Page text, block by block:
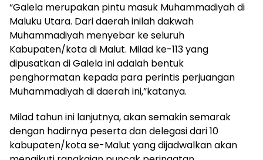
“Galela merupakan pintu masuk Muhammadiyah di
Maluku Utara. Dari daerah inilah dakwah
Muhammadiyah menyebar ke seluruh
Kabupaten/kota di Malut. Milad ke-113 yang
dipusatkan di Galela ini adalah bentuk
penghormatan kepada para perintis perjuangan
Muhammadiyah di daerah ini,”katanya.
Milad tahun ini lanjutnya, akan semakin semarak
dengan hadirnya peserta dan delegasi dari 10
kabupaten/kota se-Malut yang dijadwalkan akan